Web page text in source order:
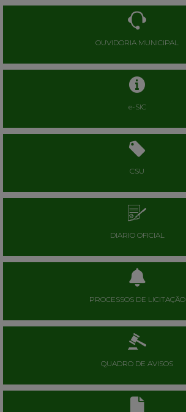
OUVIDORIA MUNICIPAL
e-SIC
CSU
DIARIO OFICIAL
PROCESSOS DE LICITAÇÃO
QUADRO DE AVISOS